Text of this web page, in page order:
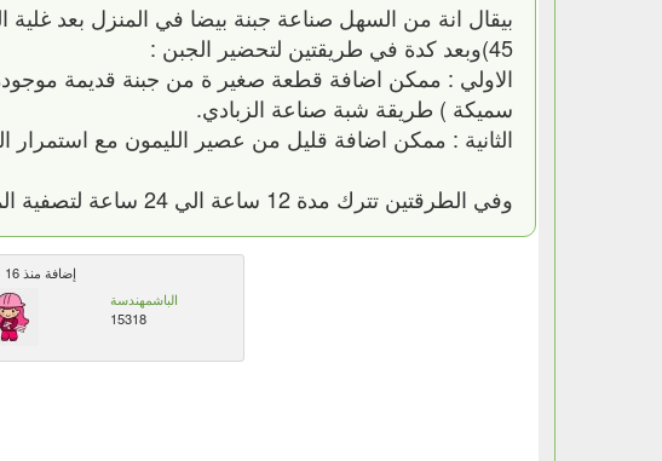
45)وبعد كدة في طريقتين لتحضير الجبن :
الاولي : ممكن اضافة قطعة صغير ة من جبنة قديمة
سميكة ) طريقة شبة صناعة الزبادي.
الثانية : ممكن اضافة قليل من عصير الليمون مع استمرار
وفي الطرقتين تترك مدة 12 ساعة الي 24 ساعة لتصفية الماء الزائد وتضع في الثلاجة وتقطع ...... وبالهنا والشفا.
إضافة منذ 16 عام
الباشمهندسة
15318